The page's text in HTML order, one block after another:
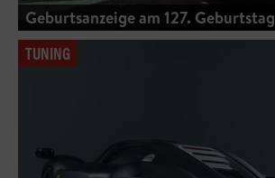
Geburtsanzeige am 127. Geburtstag
TUNING